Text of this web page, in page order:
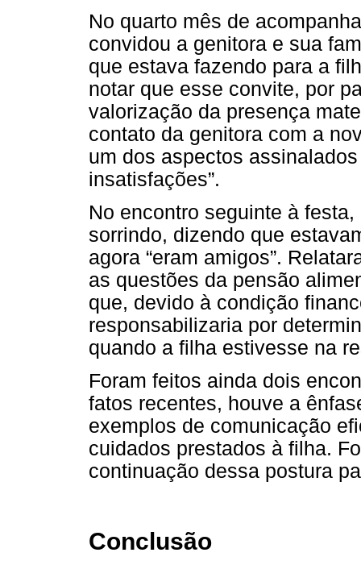
No quarto mês de
convidou a genitora e sua
que estava fazendo para a
notar que esse convite, por
valorização da presença
contato da genitora com a
um dos aspectos
insatisfações”.
No encontro seguinte à
sorrindo, dizendo que
agora “eram amigos”.
as questões da pensão
que, devido à condição
responsabilizaria por
quando a filha estivesse na
Foram feitos ainda dois
fatos recentes, houve a
exemplos de comunicação
cuidados prestados à filha.
continuação dessa postura
Conclusão